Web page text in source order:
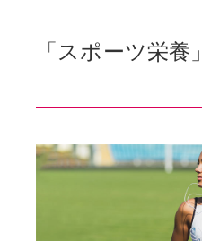
「スポーツ栄養」